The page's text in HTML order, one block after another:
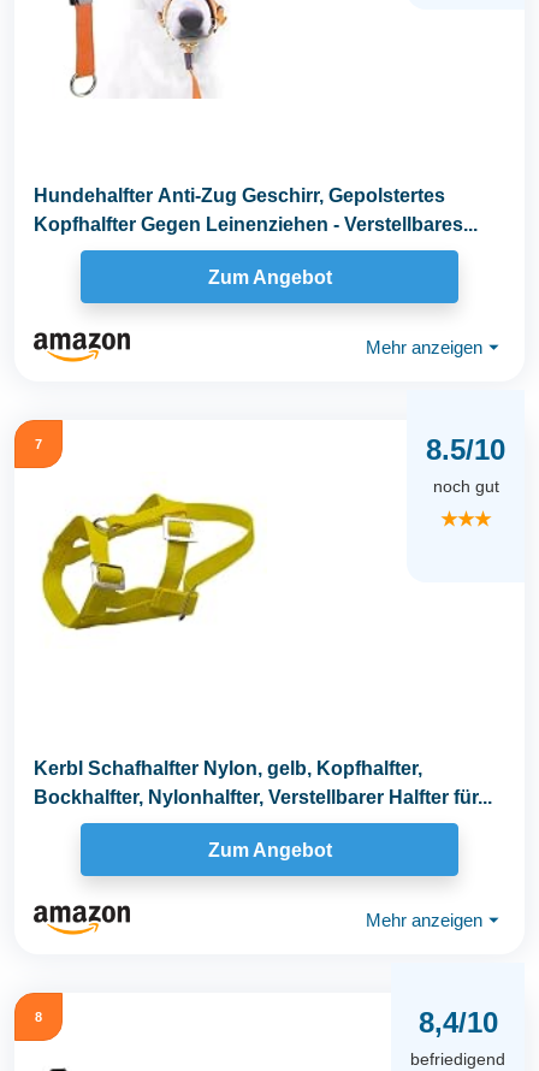
Hundehalfter Anti-Zug Geschirr, Gepolstertes
Kopfhalfter Gegen Leinenziehen - Verstellbares...
Zum Angebot
Mehr anzeigen ⏷
7 8.5/10
noch gut
★★★
Kerbl Schafhalfter Nylon, gelb, Kopfhalfter,
Bockhalfter, Nylonhalfter, Verstellbarer Halfter für...
Zum Angebot
Mehr anzeigen ⏷
8 8,4/10
befriedigend